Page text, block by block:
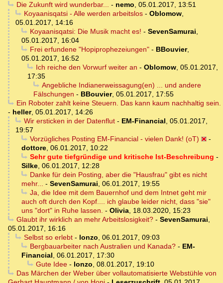
Die Zukunft wird wunderbar... - nemo, 05.01.2017, 13:51
Koyaanisqatsi - Alle werden arbeitslos- Oblomow,
05.01.2017, 14:16
Koyaanisqatsi: Die Musik macht es! - SevenSamurai,
05.01.2017, 16:04
Frei erfundene "Hopiprophezeiungen"- BBouvier,
05.01.2017, 16:52
Ich reiche den Vorwurf weiter an - Oblomow, 05.01.2017,
17:35
Angebliche Indianerweissagung(en) ... und andere
Fälschungen - BBouvier, 05.01.2017, 17:55
Ein Roboter zahlt keine Steuern. Das kann kaum nachhaltig sein.
- heller, 05.01.2017, 14:26
Wir ersticken in der Datenflut- EM-Financial, 05.01.2017,
19:57
Vorzügliches Posting EM-Financial - vielen Dank! (oT)
-
dottore, 06.01.2017, 10:22
Sehr gute tiefgründige und kritische Ist-Beschreibung -
Silke, 06.01.2017, 12:28
Danke für dein Posting, aber die "Hausfrau" gibt es nicht
mehr... - SevenSamurai, 06.01.2017, 19:55
Ja, die Idee mit dem Bauernhof und dem Intnet geht mir
auch oft durch den Kopf.... ich glaube leider nicht, dass "sie"
uns "dort" in Ruhe lassen. - Olivia, 18.03.2020, 15:23
Glaubt ihr wirklich an mehr Arbeitslosigkeit?- SevenSamurai,
05.01.2017, 16:16
Selbst so erlebt- lonzo, 06.01.2017, 09:03
Bergbauarbeiter nach Australien und Kanada?- EM-
Financial, 06.01.2017, 17:30
Gute Idee- lonzo, 08.01.2017, 19:10
Das Märchen der Weber über vollautomatisierte Webstühle von